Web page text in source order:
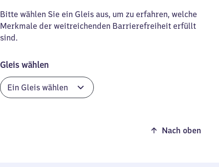
Bitte wählen Sie ein Gleis aus, um zu erfahren, welche
Merkmale der weitreichenden Barrierefreiheit erfüllt
sind.
Gleis wählen
Nach oben